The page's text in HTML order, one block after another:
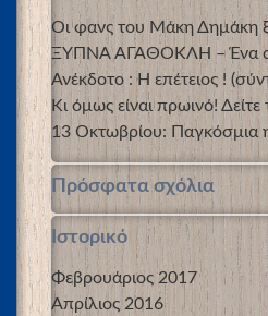
Οι φανς του Μάκη Δημάκη
ΞΥΠΝΑ ΑΓΑΘΟΚΛΗ – Ένα
Ανέκδοτο : Η επέτειος !
Κι όμως είναι πρωινό!
13 Οκτωβρίου: Παγκόσμια
Πρόσφατα σχόλια
Ιστορικό
Φεβρουάριος 2017
Απρίλιος 2016